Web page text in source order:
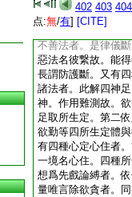
402 403 404
点:無/有] [CITE]
染倶心。故立四縛
能得善法及能増長
不善法者。是律儀
惡法名彼繋故。能
長謂防護斷。又有
諸法者。此解四神
神。作用難測故。
足取所生定。第二
欲勤等四所生定體
有四種心定心住者
一境名心住。四種
想爲先戲論縛者。
量唯言除欲貪者。